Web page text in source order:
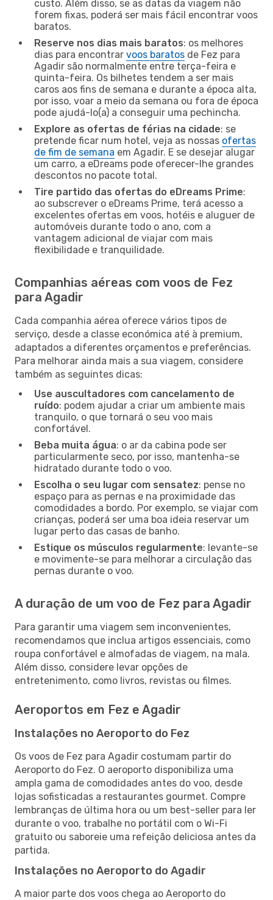
custo. Além disso, se as datas da viagem não
forem fixas, poderá ser mais fácil encontrar voos
baratos.
Reserve nos dias mais baratos: os melhores
dias para encontrar voos baratos de Fez para
Agadir são normalmente entre terça-feira e
quinta-feira. Os bilhetes tendem a ser mais
caros aos fins de semana e durante a época alta,
por isso, voar a meio da semana ou fora de época
pode ajudá-lo(a) a conseguir uma pechincha.
Explore as ofertas de férias na cidade: se
pretende ficar num hotel, veja as nossas ofertas
de fim de semana em Agadir. E se desejar alugar
um carro, a eDreams pode oferecer-lhe grandes
descontos no pacote total.
Tire partido das ofertas do eDreams Prime:
ao subscrever o eDreams Prime, terá acesso a
excelentes ofertas em voos, hotéis e aluguer de
automóveis durante todo o ano, com a
vantagem adicional de viajar com mais
flexibilidade e tranquilidade.
Companhias aéreas com voos de Fez
para Agadir
Cada companhia aérea oferece vários tipos de
serviço, desde a classe económica até à premium,
adaptados a diferentes orçamentos e preferências.
Para melhorar ainda mais a sua viagem, considere
também as seguintes dicas:
Use auscultadores com cancelamento de
ruído: podem ajudar a criar um ambiente mais
tranquilo, o que tornará o seu voo mais
confortável.
Beba muita água: o ar da cabina pode ser
particularmente seco, por isso, mantenha-se
hidratado durante todo o voo.
Escolha o seu lugar com sensatez: pense no
espaço para as pernas e na proximidade das
comodidades a bordo. Por exemplo, se viajar com
crianças, poderá ser uma boa ideia reservar um
lugar perto das casas de banho.
Estique os músculos regularmente: levante-se
e movimente-se para melhorar a circulação das
pernas durante o voo.
A duração de um voo de Fez para Agadir
Para garantir uma viagem sem inconvenientes,
recomendamos que inclua artigos essenciais, como
roupa confortável e almofadas de viagem, na mala.
Além disso, considere levar opções de
entretenimento, como livros, revistas ou filmes.
Aeroportos em Fez e Agadir
Instalações no Aeroporto do Fez
Os voos de Fez para Agadir costumam partir do
Aeroporto do Fez. O aeroporto disponibiliza uma
ampla gama de comodidades antes do voo, desde
lojas sofisticadas a restaurantes gourmet. Compre
lembranças de última hora ou um best-seller para ler
durante o voo, trabalhe no portátil com o Wi-Fi
gratuito ou saboreie uma refeição deliciosa antes da
partida.
Instalações no Aeroporto do Agadir
A maior parte dos voos chega ao Aeroporto do